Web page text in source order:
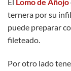
El Lomo de Añojo
ternera por su
puede preparar
fileteado.
Por otro lado